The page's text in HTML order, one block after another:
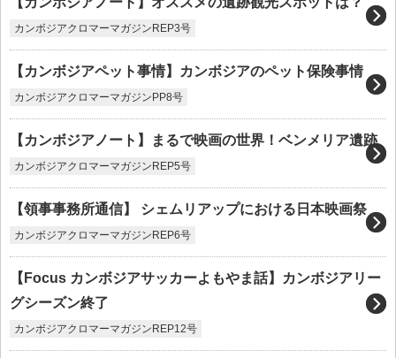
カンボジアクロマーマガジンREP3号
【カンボジアペット事情】カンボジアのペット保険事情
カンボジアクロマーマガジンPP8号
【カンボジアノート】まるで映画の世界！ベンメリア遺跡
カンボジアクロマーマガジンREP5号
【領事事務所通信】 シェムリアップにおける日本映画祭
カンボジアクロマーマガジンREP6号
【Focus カンボジアサッカーよもやま話】カンボジアリー
グシーズン終了
カンボジアクロマーマガジンREP12号